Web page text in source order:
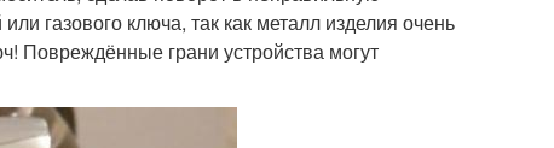
газового ключа, так как металл изделия очень
Повреждённые грани устройства могут